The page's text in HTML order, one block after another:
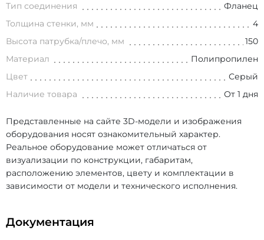
Тип соединения
Фланец
Толщина стенки, мм
4
Высота патрубка/плечо, мм
150
Материал
Полипропилен
Цвет
Серый
Наличие товара
От 1 дня
Представленные на сайте 3D-модели и изображения
оборудования носят ознакомительный характер.
Реальное оборудование может отличаться от
визуализации по конструкции, габаритам,
расположению элементов, цвету и комплектации в
зависимости от модели и технического исполнения.
Документация